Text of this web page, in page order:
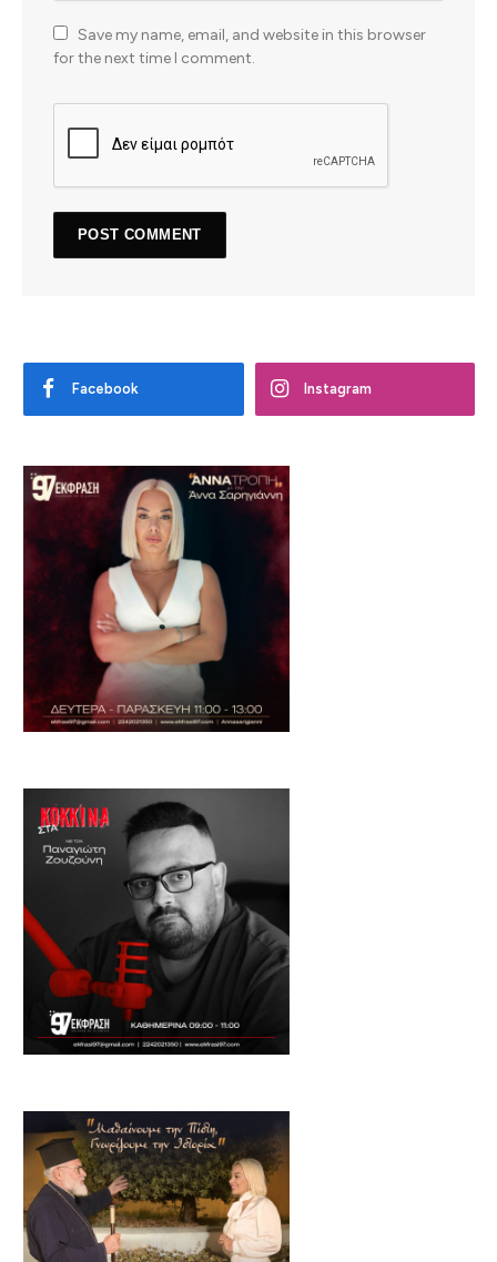
Save my name, email, and website in this browser
for the next time I comment.
Facebook Instagram